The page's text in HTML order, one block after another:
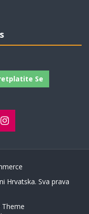
Se
Hrvatska. Sva prava